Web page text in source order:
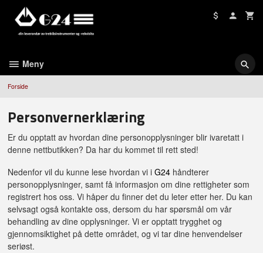
innholdet
Meny
Forside
Personvernerklæring
Er du opptatt av hvordan dine personopplysninger blir ivaretatt i
denne nettbutikken? Da har du kommet til rett sted!
Nedenfor vil du kunne lese hvordan vi iG24 håndterer
personopplysninger, samt få informasjon om dine rettigheter som
registrert hos oss. Vi håper du finner det du leter etter her. Du kan
selvsagt også kontakte oss, dersom du har spørsmål om vår
behandling av dine opplysninger. Vi er opptatt trygghet og
gjennomsiktighet på dette området, og vi tar dine henvendelser
seriøst.